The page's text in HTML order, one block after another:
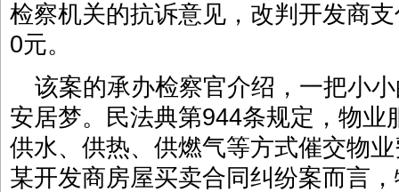
检察机关的抗诉意见，改判开发商
0元。
该案的承办检察官介绍，一把小
安居梦。民法典第944条规定，物业
供水、供热、供燃气等方式催交物
某开发商房屋买卖合同纠纷案而言